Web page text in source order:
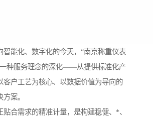
智能化、数字化的今天，“南京称重仪表
种服务理念的深化——从提供标准化产
客户工艺为核心、以数据价值为导向的
案。
贴合需求的精准计量，是构建稳健、*、